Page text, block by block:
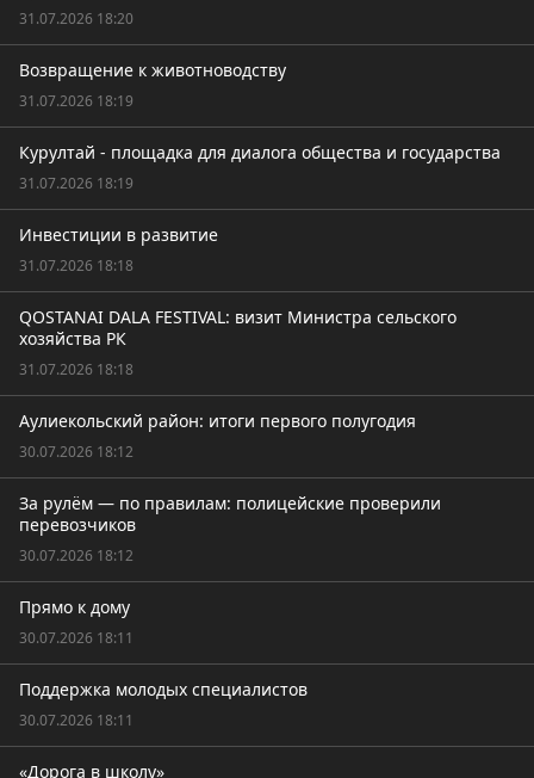
31.07.2026 18:20
Возвращение к животноводству
31.07.2026 18:19
Курултай - площадка для диалога общества и государства
31.07.2026 18:19
Инвестиции в развитие
31.07.2026 18:18
QOSTANAI DALA FESTIVAL: визит Министра сельского
хозяйства РК
31.07.2026 18:18
Аулиекольский район: итоги первого полугодия
30.07.2026 18:12
За рулём — по правилам: полицейские проверили
перевозчиков
30.07.2026 18:12
Прямо к дому
30.07.2026 18:11
Поддержка молодых специалистов
30.07.2026 18:11
«Дорога в школу»